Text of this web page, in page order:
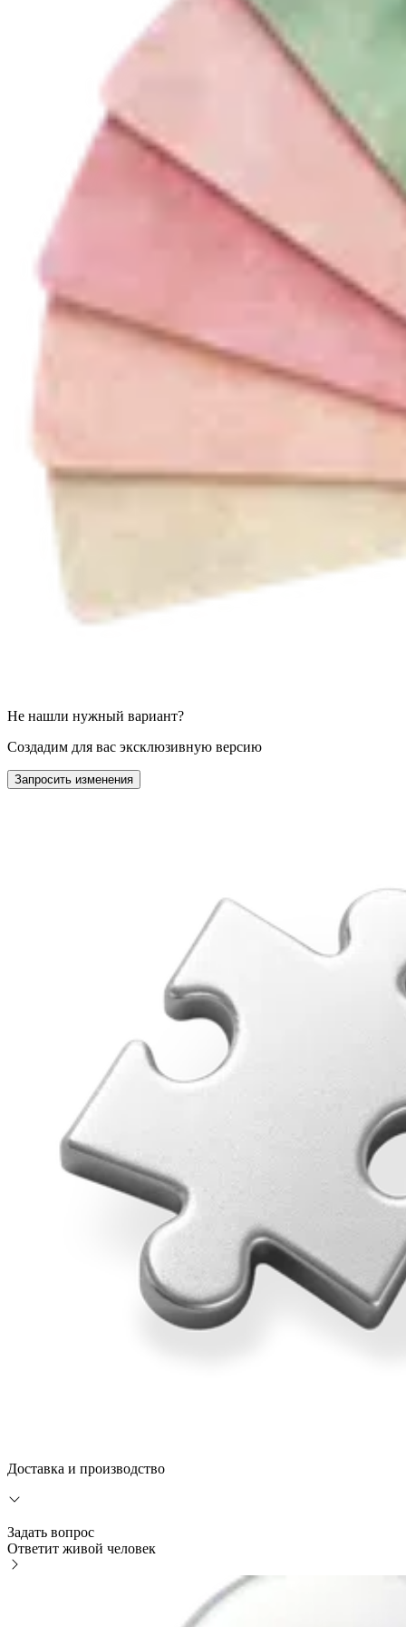
Не нашли нужный вариант?
Создадим для вас эксклюзивную версию
Запросить изменения
Доставка и производство
Задать вопрос
Ответит живой человек